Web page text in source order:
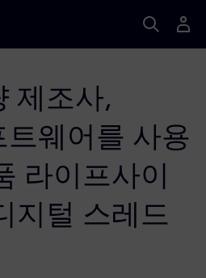
제조사,
트웨어를 사용
라이프사이
지털 스레드